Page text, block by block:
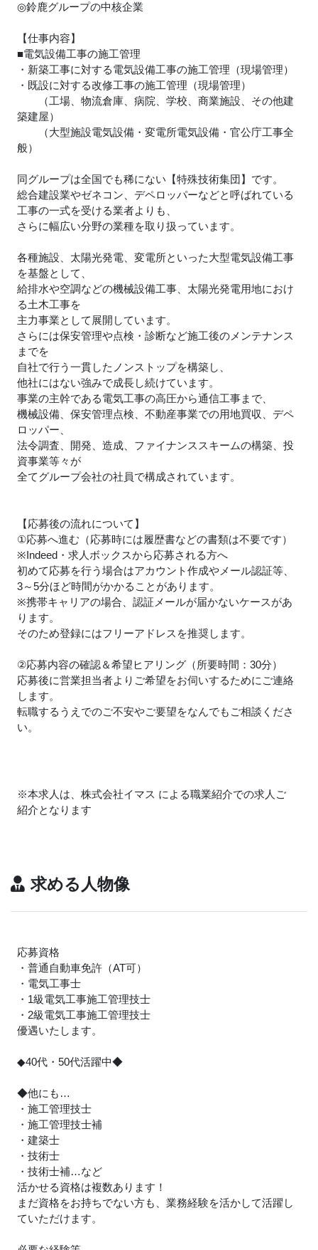
◎鈴鹿グループの中核企業
【仕事内容】
■電気設備工事の施工管理
・新築工事に対する電気設備工事の施工管理（現場管理）
・既設に対する改修工事の施工管理（現場管理）
（工場、物流倉庫、病院、学校、商業施設、その他建
築建屋）
（大型施設電気設備・変電所電気設備・官公庁工事全
般）
同グループは全国でも稀にない【特殊技術集団】です。
総合建設業やゼネコン、デペロッパーなどと呼ばれている
工事の一式を受ける業者よりも、
さらに幅広い分野の業種を取り扱っています。
各種施設、太陽光発電、変電所といった大型電気設備工事
を基盤として、
給排水や空調などの機械設備工事、太陽光発電用地におけ
る土木工事を
主力事業として展開しています。
さらには保安管理や点検・診断など施工後のメンテナンス
までを
自社で行う一貫したノンストップを構築し、
他社にはない強みで成長し続けています。
事業の主幹である電気工事の高圧から通信工事まで、
機械設備、保安管理点検、不動産事業での用地買収、デペ
ロッパー、
法令調査、開発、造成、ファイナンススキームの構築、投
資事業等々が
全てグループ会社の社員で構成されています。
【応募後の流れについて】
①応募へ進む（応募時には履歴書などの書類は不要です）
※Indeed・求人ボックスから応募される方へ
初めて応募を行う場合はアカウント作成やメール認証等、
3～5分ほど時間がかかることがあります。
※携帯キャリアの場合、認証メールが届かないケースがあ
ります。
そのため登録にはフリーアドレスを推奨します。
②応募内容の確認＆希望ヒアリング（所要時間：30分）
応募後に営業担当者よりご希望をお伺いするためにご連絡
します。
転職するうえでのご不安やご要望をなんでもご相談くださ
い。
※本求人は、株式会社イマス による職業紹介での求人ご
紹介となります
求める人物像
応募資格
・普通自動車免許（AT可）
・電気工事士
・1級電気工事施工管理技士
・2級電気工事施工管理技士
優遇いたします。
◆40代・50代活躍中◆
◆他にも…
・施工管理技士
・施工管理技士補
・建築士
・技術士
・技術士補…など
活かせる資格は複数あります！
まだ資格をお持ちでない方も、業務経験を活かして活躍し
ていただけます。